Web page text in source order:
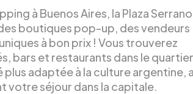
à Buenos Aires, la Plaza
boutiques pop-up, des vendeurs
à bon prix ! Vous trouverez
bars et restaurants dans le
plus adaptée à la culture argentine,
votre séjour dans la capitale.